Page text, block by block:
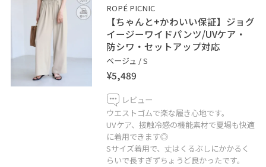
ROPÉ PICNIC
【ちゃんと+かわいい保証】ジョグ
イージーワイドパンツ/UVケア・
防シワ・セットアップ対応
ベージュ / S
¥5,489
レビュー
ウエストゴムで楽な履き心地です。
UVケア、接触冷感の機能素材で夏場も快適
に着用できます◎
Sサイズ着用で、丈はくるぶしにかかるく
らいで長すぎずちょうど良かったです。